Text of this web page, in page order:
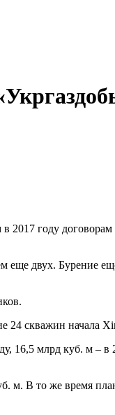
2017 году
еще двух. Бурение
24 скважин начала
16,5 млрд куб. м – в
м. В то же время